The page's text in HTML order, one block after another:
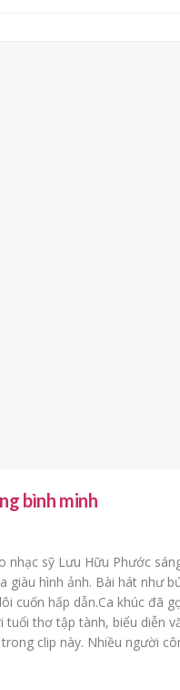
bình minh
nhạc sỹ Lưu Hữu Phước
giàu hình ảnh. Bài hát như
cuốn hấp dẫn.Ca khúc đã
tuổi thơ tập tành, biểu diễn
clip này. Nhiều người